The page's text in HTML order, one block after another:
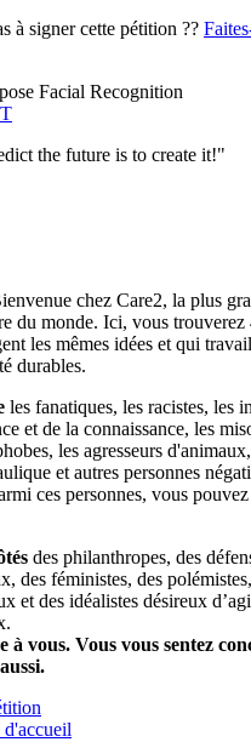
à signer cette pétition ??
Facial Recognition
the future is to create it!"
chez Care2, la plus
du monde. Ici, vous
les mêmes idées et qui
durables.
les fanatiques, les racistes, les
et de la connaissance, les
les agresseurs
et autres personnes
ces personnes, vous
des philanthropes, des
des féministes, des
et des idéalistes désireux
à vous. Vous vous sentez
d'accueil